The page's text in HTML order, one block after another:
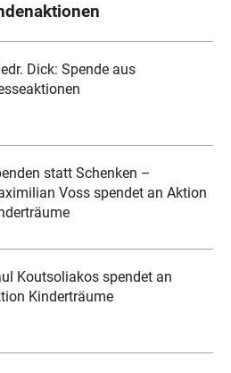
Dick: Spende aus
statt Schenken –
Voss spendet an Aktion
Koutsoliakos spendet an
Kinderträume